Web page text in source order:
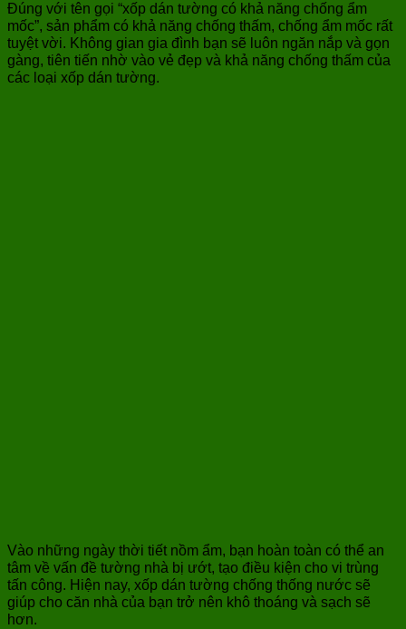
Đúng với tên gọi “xốp dán tường có khả năng chống ẩm
mốc”, sản phẩm có khả năng chống thấm, chống ẩm mốc rất
tuyệt vời. Không gian gia đình bạn sẽ luôn ngăn nắp và gọn
gàng, tiên tiến nhờ vào vẻ đẹp và khả năng chống thấm của
các loại xốp dán tường.
Vào những ngày thời tiết nồm ẩm, bạn hoàn toàn có thể an
tâm về vấn đề tường nhà bị ướt, tạo điều kiện cho vi trùng
tấn công. Hiện nay, xốp dán tường chống thống nước sẽ
giúp cho căn nhà của bạn trở nên khô thoáng và sạch sẽ
hơn.